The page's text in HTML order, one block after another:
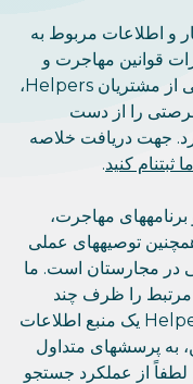
و اطلاعات مربوط به
قوانین مهاجرت و
شرکتها بسیار ضروری است. بهعنوان یکی از مشتریان Helpers،
را از دست
کرد. جهت دریافت خلاصه
ثبتنام کنید.
مهاجرت،
توصیههای عملی
در مجارستان است. ما
مرتبط را ظرف چند
ساعت منتشر کنیم؛ از این رو، وبلاگ Helpers یک منبع اطلاعات
به پرسشهای متداول
لطفاً از عملکرد جستجو